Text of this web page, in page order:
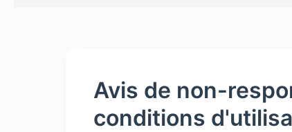
Avis de non-
conditions